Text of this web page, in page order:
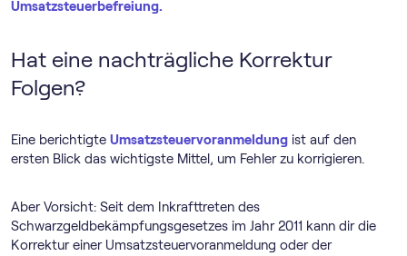
Umsatzsteuerbefreiung.
Hat eine nachträgliche Korrektur
Folgen?
Eine berichtigte Umsatz­steuer­voranmeldung ist auf den
ersten Blick das wichtigste Mittel, um Fehler zu korrigieren.
Aber Vorsicht: Seit dem Inkrafttreten des
Schwarzgeldbekämpfungsgesetzes im Jahr 2011 kann dir die
Korrektur einer Umsatz­steuer­voranmeldung oder der